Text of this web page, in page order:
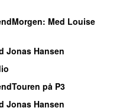
: Med Louise
Jonas Hansen
på P3
Jonas Hansen